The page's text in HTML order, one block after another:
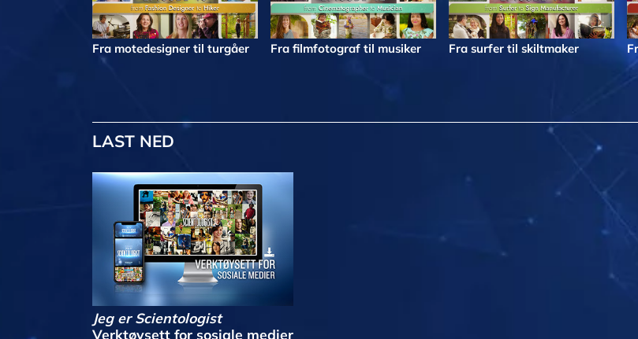
Fra motedesigner til turgåer Fra filmfotograf til musiker Fra surfer til skiltmaker
LAST NED
Jeg er Scientologist
Verktøysett for sosiale medier